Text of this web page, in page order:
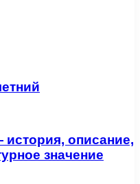
описание,
значение